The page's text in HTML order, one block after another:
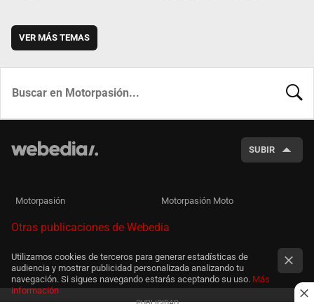
VER MÁS TEMAS
SUBIR
Motorpasión Motorpasión Moto
Otras publicaciones de Webedia
Utilizamos cookies de terceros para generar estadísticas de
audiencia y mostrar publicidad personalizada analizando tu
navegación. Si sigues navegando estarás aceptando su uso. Más
información